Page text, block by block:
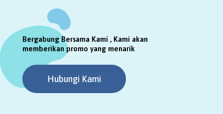
Bergabung Bersama Kami , Kami akan
memberikan promo yang menarik
Hubungi Kami